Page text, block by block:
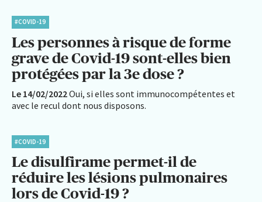
#COVID-19
Les personnes à risque de forme
grave de Covid-19 sont-elles bien
protégées par la 3e dose ?
Le 14/02/2022Oui, si elles sont immunocompétentes et
avec le recul dont nous disposons.
#COVID-19
Le disulfirame permet-il de
réduire les lésions pulmonaires
lors de Covid-19 ?